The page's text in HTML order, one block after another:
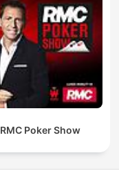
RMC Poker Show